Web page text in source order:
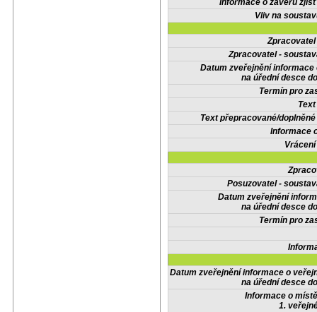
Informace o závěru
Vliv na
Zpracovatel -
Datum zveřejnění informace
na úřední desce
Termín pro
Text přepracované/
Informace
Posuzovatel -
Datum zveřejnění
na úřední desce
Termín pro
Datum zveřejnění informace o
na úřední desce
Informace o
1.